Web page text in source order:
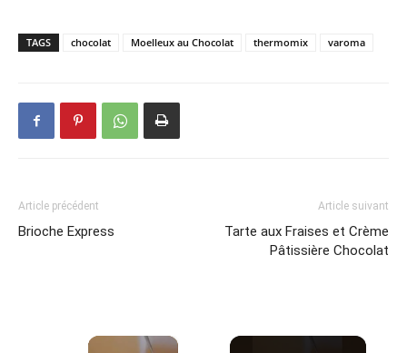
TAGS chocolat Moelleux au Chocolat thermomix varoma
Article précédent
Brioche Express
Article suivant
Tarte aux Fraises et Crème
Pâtissière Chocolat
×